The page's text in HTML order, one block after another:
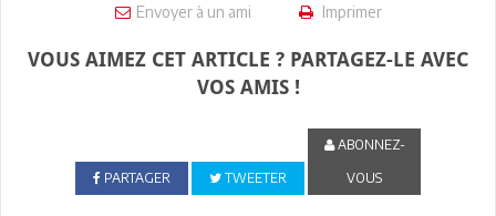
Envoyer à un ami Imprimer
VOUS AIMEZ CET ARTICLE ? PARTAGEZ-LE AVEC
VOS AMIS !
PARTAGER TWEETER
ABONNEZ-
VOUS